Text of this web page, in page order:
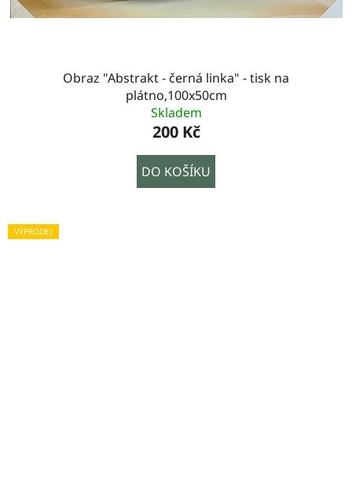
Obraz "Abstrakt - černá linka" - tisk na
plátno,100x50cm
Skladem
200 Kč
DO KOŠÍKU
VÝPRODEJ